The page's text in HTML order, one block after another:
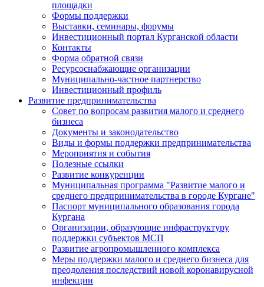
площадки
Формы поддержки
Выставки, семинары, форумы
Инвестиционный портал Курганской области
Контакты
Форма обратной связи
Ресурсоснабжающие организации
Муниципально-частное партнерство
Инвестиционный профиль
Развитие предпринимательства
Совет по вопросам развития малого и среднего
бизнеса
Документы и законодательство
Виды и формы поддержки предпринимательства
Мероприятия и события
Полезные ссылки
Развитие конкуренции
Муниципальная программа "Развитие малого и
среднего предпринимательства в городе Кургане"
Паспорт муниципального образования города
Кургана
Организации, образующие инфраструктуру
поддержки субъектов МСП
Развитие агропромышленного комплекса
Меры поддержки малого и среднего бизнеса для
преодоления последствий новой коронавирусной
инфекции